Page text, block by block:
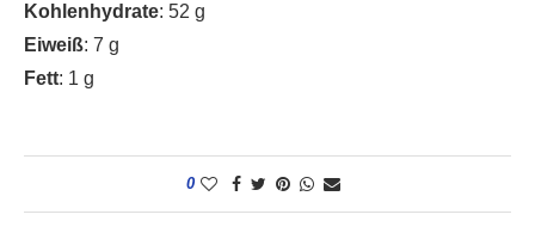
Kohlenhydrate: 52 g
Eiweiß: 7 g
Fett: 1 g
0